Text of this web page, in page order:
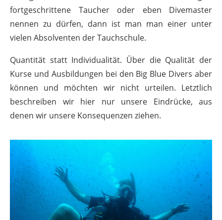
fortgeschrittene Taucher oder eben Divemaster
nennen zu dürfen, dann ist man man einer unter
vielen Absolventen der Tauchschule.
Quantität statt Individualität. Über die Qualität der
Kurse und Ausbildungen bei den Big Blue Divers aber
können und möchten wir nicht urteilen. Letztlich
beschreiben wir hier nur unsere Eindrücke, aus
denen wir unsere Konsequenzen ziehen.